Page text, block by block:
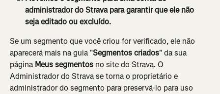
administrador do Strava para garantir que ele não
seja editado ou excluído.
Se um segmento que você criou for verificado, ele não
aparecerá mais na guia "Segmentos criados" da sua
página Meus segmentos no site do Strava. O
Administrador do Strava se torna o proprietário e
administrador do segmento para preservá-lo para uso